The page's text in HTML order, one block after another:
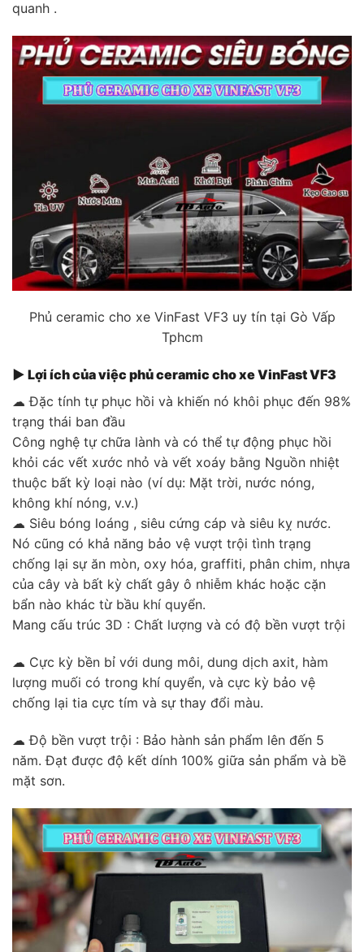
quanh .
Phủ ceramic cho xe VinFast VF3 uy tín tại Gò Vấp
Tphcm
▶ Lợi ích của việc phủ ceramic cho xe VinFastVF3
☁ Đặc tính tự phục hồi và khiến nó khôi phục đến 98%
trạng thái ban đầu
Công nghệ tự chữa lành và có thể tự động phục hồi
khỏi các vết xước nhỏ và vết xoáy bằng Nguồn nhiệt
thuộc bất kỳ loại nào (ví dụ: Mặt trời, nước nóng,
không khí nóng, v.v.)
☁ Siêu bóng loáng , siêu cứng cáp và siêu kỵ nước.
Nó cũng có khả năng bảo vệ vượt trội tình trạng
chống lại sự ăn mòn, oxy hóa, graffiti, phân chim, nhựa
của cây và bất kỳ chất gây ô nhiễm khác hoặc cặn
bẩn nào khác từ bầu khí quyển.
Mang cấu trúc 3D : Chất lượng và có độ bền vượt trội
☁ Cực kỳ bền bỉ với dung môi, dung dịch axit, hàm
lượng muối có trong khí quyển, và cực kỳ bảo vệ
chống lại tia cực tím và sự thay đổi màu.
☁ Độ bền vượt trội : Bảo hành sản phẩm lên đến 5
năm. Đạt được độ kết dính 100% giữa sản phẩm và bề
mặt sơn.